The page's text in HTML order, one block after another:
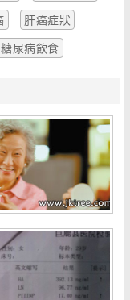
肝癌症狀
糖尿病飲食